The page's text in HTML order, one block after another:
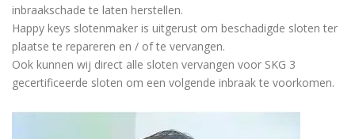
inbraakschade te laten herstellen.
Happy keys slotenmaker is uitgerust om beschadigde sloten ter
plaatse te repareren en / of te vervangen.
Ook kunnen wij direct alle sloten vervangen voor SKG 3
gecertificeerde sloten om een volgende inbraak te voorkomen.